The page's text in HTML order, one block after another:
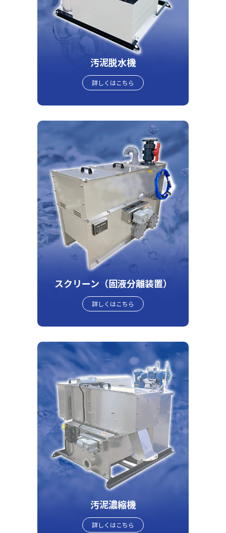
汚泥脱水機
詳しくはこちら
スクリーン（固液分離装置）
詳しくはこちら
汚泥濃縮機
詳しくはこちら